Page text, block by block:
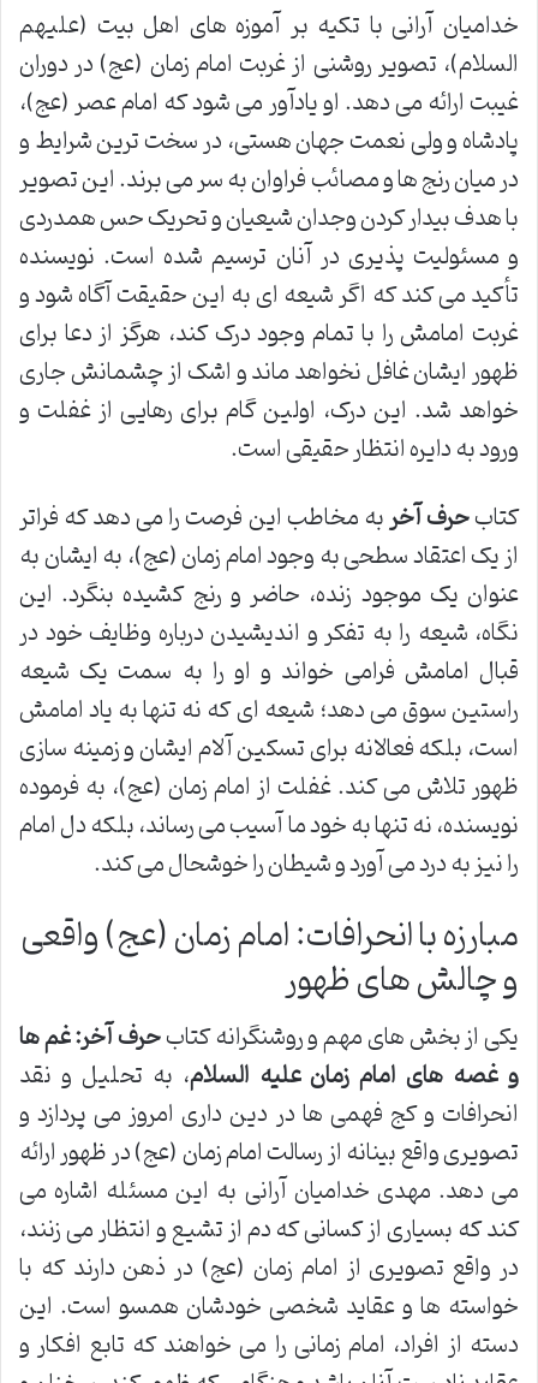
خدامیان آرانی با تکیه بر آموزه های اهل بیت (علیهم
السلام)، تصویر روشنی از غربت امام زمان (عج) در دوران
غیبت ارائه می دهد. او یادآور می شود که امام عصر (عج)،
پادشاه و ولی نعمت جهان هستی، در سخت ترین شرایط و
در میان رنج ها و مصائب فراوان به سر می برند. این تصویر
با هدف بیدار کردن وجدان شیعیان و تحریک حس همدردی
و مسئولیت پذیری در آنان ترسیم شده است. نویسنده
تأکید می کند که اگر شیعه ای به این حقیقت آگاه شود و
غربت امامش را با تمام وجود درک کند، هرگز از دعا برای
ظهور ایشان غافل نخواهد ماند و اشک از چشمانش جاری
خواهد شد. این درک، اولین گام برای رهایی از غفلت و
ورود به دایره انتظار حقیقی است.
کتابحرف آخربه مخاطب این فرصت را می دهد که فراتر
از یک اعتقاد سطحی به وجود امام زمان (عج)، به ایشان به
عنوان یک موجود زنده، حاضر و رنج کشیده بنگرد. این
نگاه، شیعه را به تفکر و اندیشیدن درباره وظایف خود در
قبال امامش فرامی خواند و او را به سمت یک شیعه
راستین سوق می دهد؛ شیعه ای که نه تنها به یاد امامش
است، بلکه فعالانه برای تسکین آلام ایشان و زمینه سازی
ظهور تلاش می کند. غفلت از امام زمان (عج)، به فرموده
نویسنده، نه تنها به خود ما آسیب می رساند، بلکه دل امام
را نیز به درد می آورد و شیطان را خوشحال می کند.
مبارزه با انحرافات: امام زمان (عج) واقعی
و چالش های ظهور
یکی از بخش های مهم و روشنگرانه کتابحرف آخر: غم ها
و غصه های امام زمان علیه السلام، به تحلیل و نقد
انحرافات و کج فهمی ها در دین داری امروز می پردازد و
تصویری واقع بینانه از رسالت امام زمان (عج) در ظهور ارائه
می دهد. مهدی خدامیان آرانی به این مسئله اشاره می
کند که بسیاری از کسانی که دم از تشیع و انتظار می زنند،
در واقع تصویری از امام زمان (عج) در ذهن دارند که با
خواسته ها و عقاید شخصی خودشان همسو است. این
دسته از افراد، امام زمانی را می خواهند که تابع افکار و